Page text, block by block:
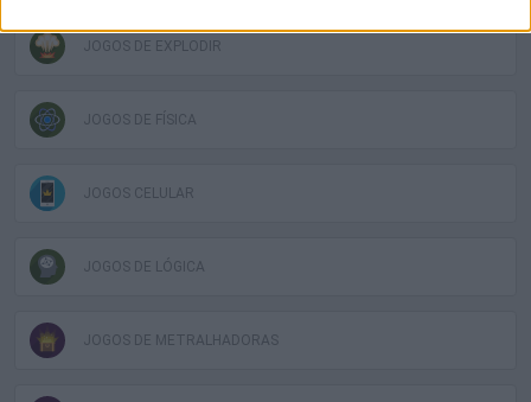
JOGOS DE EXPLODIR
JOGOS DE FÍSICA
JOGOS CELULAR
JOGOS DE LÓGICA
JOGOS DE METRALHADORAS